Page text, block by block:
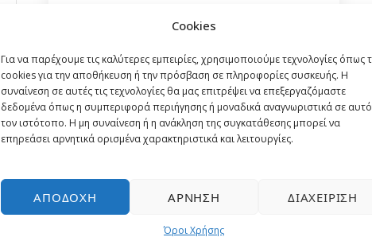
Cookies
Για να παρέχουμε τις καλύτερες εμπειρίες, χρησιμοποιούμε τεχνολογίες όπως
cookies για την αποθήκευση ή την πρόσβαση σε πληροφορίες συσκευής. Η
συναίνεση σε αυτές τις τεχνολογίες θα μας επιτρέψει να επεξεργαζόμαστε
δεδομένα όπως η συμπεριφορά περιήγησης ή μοναδικά αναγνωριστικά σε
τον ιστότοπο. Η μη συναίνεση ή η ανάκληση της συγκατάθεσης μπορεί να
επηρεάσει αρνητικά ορισμένα χαρακτηριστικά και λειτουργίες.
ΑΠΟΔΟΧΉ ΆΡΝΗΣΗ ΔΙΑΧΕΊΡΙΣΗ
Όροι Χρήσης
Βιέννη (Νοέμβριος – Δεκέμβριος)
4 ημέρες
Ομαδική Εκδρομή
Αεροπορικώς